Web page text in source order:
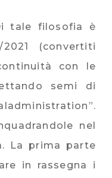
tale filosofia è
(convertiti
con le
semi di
nel
La prima parte
in rassegna i